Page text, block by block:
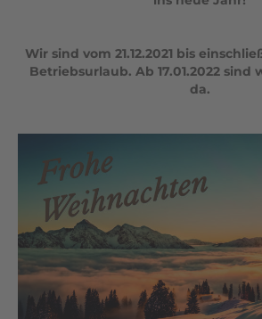
Wir sind vom 21.12.2021 bis
Betriebsurlaub. Ab 17.01.2022 sind
da.